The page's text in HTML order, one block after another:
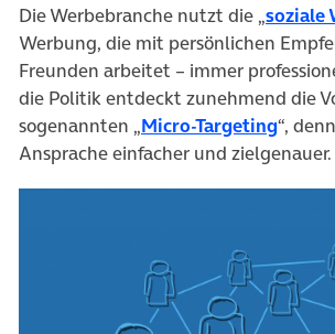
Die Werbebranche nutzt die „soziale
Werbung, die mit persönlichen
Freunden arbeitet – immer
die Politik entdeckt zunehmend die
sogenannten „Micro-Targeting“,
Ansprache einfacher und zielgenauer.